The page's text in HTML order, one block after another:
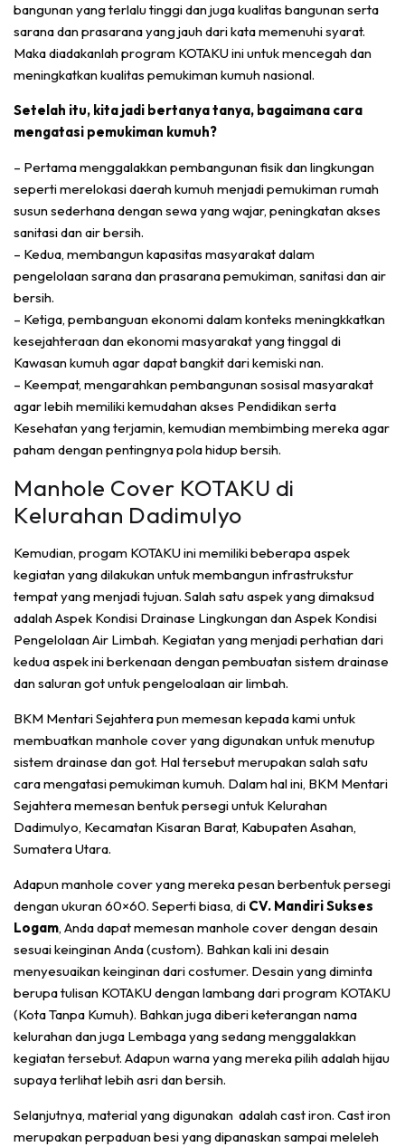
bangunan yang terlalu tinggi dan juga kualitas bangunan serta
sarana dan prasarana yang jauh dari kata memenuhi syarat.
Maka diadakanlah program KOTAKU ini untuk mencegah dan
meningkatkan kualitas pemukiman kumuh nasional.
Setelah itu, kita jadi bertanya tanya, bagaimana cara
mengatasi pemukiman kumuh?
– Pertama menggalakkan pembangunan fisik dan lingkungan
seperti merelokasi daerah kumuh menjadi pemukiman rumah
susun sederhana dengan sewa yang wajar, peningkatan akses
sanitasi dan air bersih.
– Kedua, membangun kapasitas masyarakat dalam
pengelolaan sarana dan prasarana pemukiman, sanitasi dan air
bersih.
– Ketiga, pembanguan ekonomi dalam konteks meningkkatkan
kesejahteraan dan ekonomi masyarakat yang tinggal di
Kawasan kumuh agar dapat bangkit dari kemiski nan.
– Keempat, mengarahkan pembangunan sosisal masyarakat
agar lebih memiliki kemudahan akses Pendidikan serta
Kesehatan yang terjamin, kemudian membimbing mereka agar
paham dengan pentingnya pola hidup bersih.
Manhole Cover KOTAKU di
Kelurahan Dadimulyo
Kemudian, progam KOTAKU ini memiliki beberapa aspek
kegiatan yang dilakukan untuk membangun infrastrukstur
tempat yang menjadi tujuan. Salah satu aspek yang dimaksud
adalah Aspek Kondisi Drainase Lingkungan dan Aspek Kondisi
Pengelolaan Air Limbah. Kegiatan yang menjadi perhatian dari
kedua aspek ini berkenaan dengan pembuatan sistem drainase
dan saluran got untuk pengeloalaan air limbah.
BKM Mentari Sejahtera pun memesan kepada kami untuk
membuatkan manhole cover yang digunakan untuk menutup
sistem drainase dan got. Hal tersebut merupakan salah satu
cara mengatasi pemukiman kumuh. Dalam hal ini, BKM Mentari
Sejahtera memesan bentuk persegi untuk Kelurahan
Dadimulyo, Kecamatan Kisaran Barat, Kabupaten Asahan,
Sumatera Utara.
Adapun manhole cover yang mereka pesan berbentuk persegi
dengan ukuran 60×60. Seperti biasa, di CV. Mandiri Sukses
Logam, Anda dapat memesan manhole cover dengan desain
sesuai keinginan Anda (custom). Bahkan kali ini desain
menyesuaikan keinginan dari costumer. Desain yang diminta
berupa tulisan KOTAKU dengan lambang dari program KOTAKU
(Kota Tanpa Kumuh). Bahkan juga diberi keterangan nama
kelurahan dan juga Lembaga yang sedang menggalakkan
kegiatan tersebut. Adapun warna yang mereka pilih adalah hijau
supaya terlihat lebih asri dan bersih.
Selanjutnya, material yang digunakan adalah cast iron. Cast iron
merupakan perpaduan besi yang dipanaskan sampai meleleh